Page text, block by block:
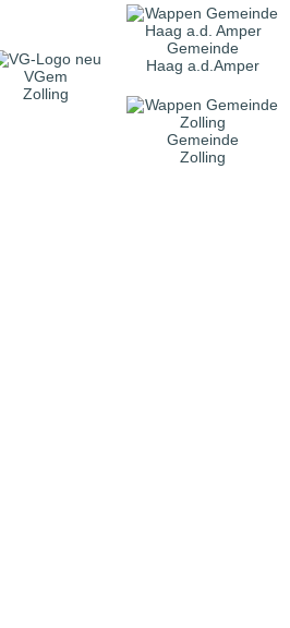
VGem
Zolling
Gemeinde
Haag a.d.Amper
Gemeinde
Zolling